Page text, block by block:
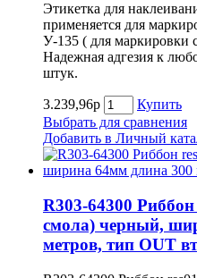
Этикетка для
применяется для
У-135 ( для маркировки
Надежная адгезия к
штук.
3.239,96р
Купить
Выбрать для сравнения
Добавить в Личный
R303-64300 Риббон
смола) черный,
метров, тип OUT